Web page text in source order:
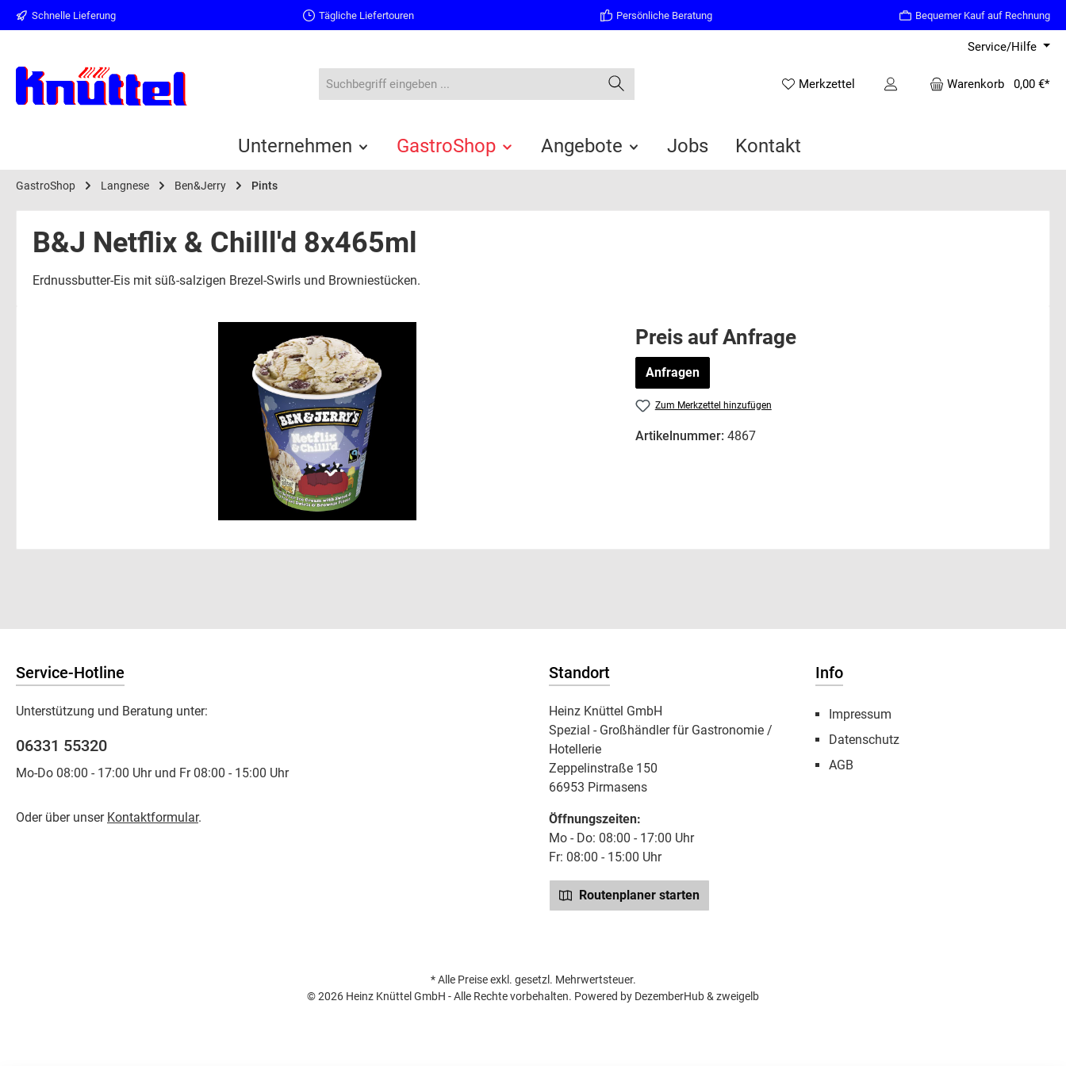
Zur Hauptnavigation springen
Schnelle Lieferung Tägliche Liefertouren Persönliche Beratung Bequemer Kauf auf Rechnung
Service/Hilfe
Merkzettel Warenkorb 0,00 €*
Unternehmen GastroShop Angebote Jobs Kontakt
GastroShop Langnese Ben&Jerry Pints
B&J Netflix & Chilll'd 8x465ml
Erdnussbutter-Eis mit süß-salzigen Brezel-Swirls und Browniestücken.
Preis auf Anfrage
Anfragen
Zum Merkzettel hinzufügen
Artikelnummer: 4867
Service-Hotline
Unterstützung und Beratung unter:
06331 55320
Mo-Do 08:00 - 17:00 Uhr und Fr 08:00 - 15:00 Uhr
Oder über unser Kontaktformular.
Standort
Heinz Knüttel GmbH
Spezial - Großhändler für Gastronomie /
Hotellerie
Zeppelinstraße 150
66953 Pirmasens
Öffnungszeiten:
Mo - Do: 08:00 - 17:00 Uhr
Fr: 08:00 - 15:00 Uhr
Routenplaner starten
Info
Impressum
Datenschutz
AGB
* Alle Preise exkl. gesetzl. Mehrwertsteuer.
© 2026 Heinz Knüttel GmbH - Alle Rechte vorbehalten. Powered by DezemberHub& zweigelb